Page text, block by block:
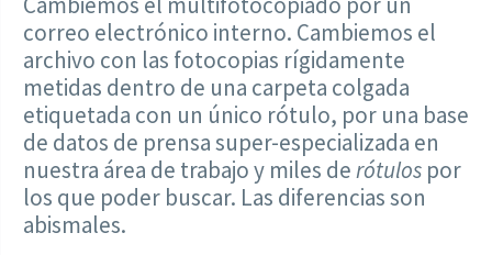
correo electrónico interno. Cambiemos el
archivo con las fotocopias rígidamente
metidas dentro de una carpeta colgada
etiquetada con un único rótulo, por una base
de datos de prensa super-especializada en
nuestra área de trabajo y miles derótulos por
los que poder buscar. Las diferencias son
abismales.